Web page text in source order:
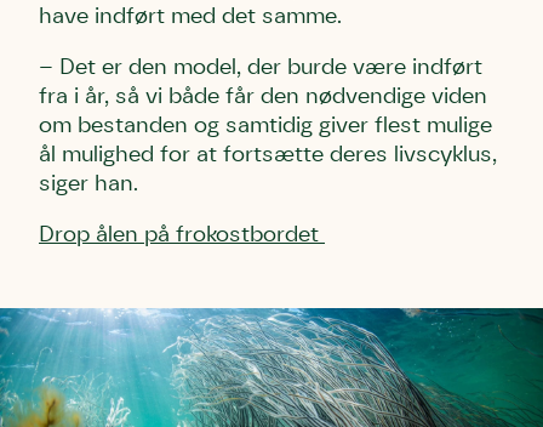
have indført med det samme.
– Det er den model, der burde være indført
fra i år, så vi både får den nødvendige viden
om bestanden og samtidig giver flest mulige
ål mulighed for at fortsætte deres livscyklus,
siger han.
Drop ålen på frokostbordet
Skriv under (hjørring)
Fornavn
Sund Limfjord
Fornavn
Storken tilbage til Kolding
Fornavn